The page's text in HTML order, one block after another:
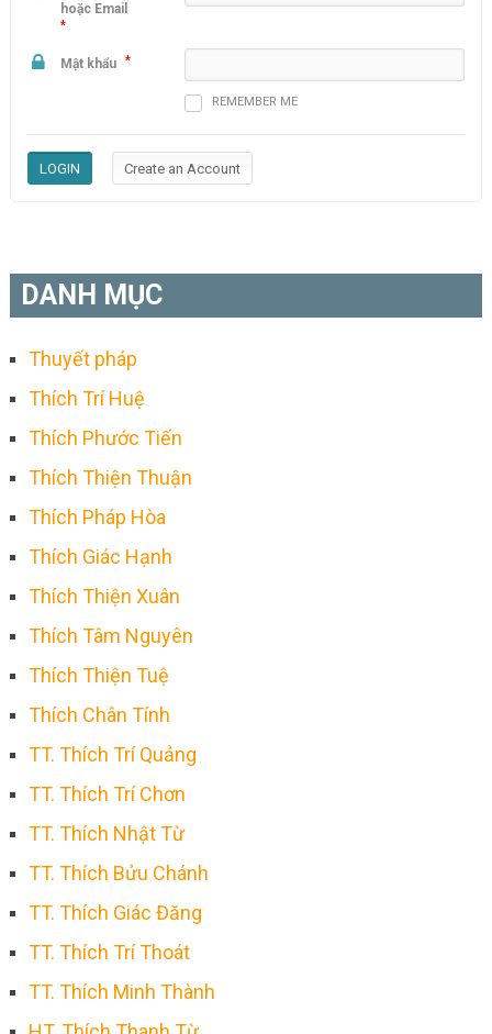
hoặc Email
*
Mật khẩu *
REMEMBER ME
DANH MỤC
Thuyết pháp
Thích Trí Huệ
Thích Phước Tiến
Thích Thiện Thuận
Thích Pháp Hòa
Thích Giác Hạnh
Thích Thiện Xuân
Thích Tâm Nguyên
Thích Thiện Tuệ
Thích Chân Tính
TT. Thích Trí Quảng
TT. Thích Trí Chơn
TT. Thích Nhật Từ
TT. Thích Bửu Chánh
TT. Thích Giác Đăng
TT. Thích Trí Thoát
TT. Thích Minh Thành